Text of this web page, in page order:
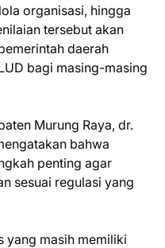
organisasi, hingga
tersebut akan
daerah
bagi masing-masing
Murung Raya, dr.
bahwa
penting agar
sesuai regulasi yang
yang masih memiliki